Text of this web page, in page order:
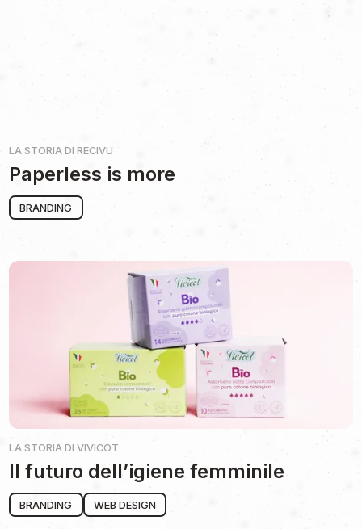
LA STORIA DIRECIVU
Paperless is more
BRANDING
LA STORIA DIVIVICOT
Il futuro dell’igiene femminile
BRANDING WEB DESIGN